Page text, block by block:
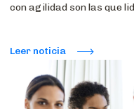
con agilidad son las que
Leer noticia